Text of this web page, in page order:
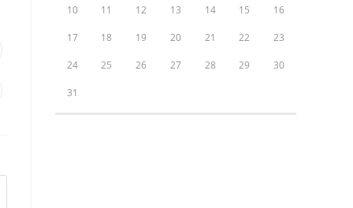
10 11 12 13 14 15 16
17 18 19 20 21 22 23
24 25 26 27 28 29 30
31